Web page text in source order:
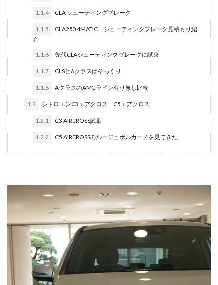
1.1.4 CLA シューティングブレーク
1.1.5
CLA250 4MATIC シューティングブレーク見積もり紹
介
1.1.6 先代CLAシューティングブレークに試乗
1.1.7 CLSとAクラスはそっくり
1.1.8 AクラスのAMGライン有り無し比較
1.2 シトロエンC3エアクロス、C5エアクロス
1.2.1 C3 AIRCROSS試乗
1.2.2 C5 AIRCROSSのルージュボルカーノを見てきた